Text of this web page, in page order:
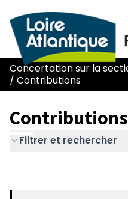
/ Contributions
Contributions
Filtrer et rechercher